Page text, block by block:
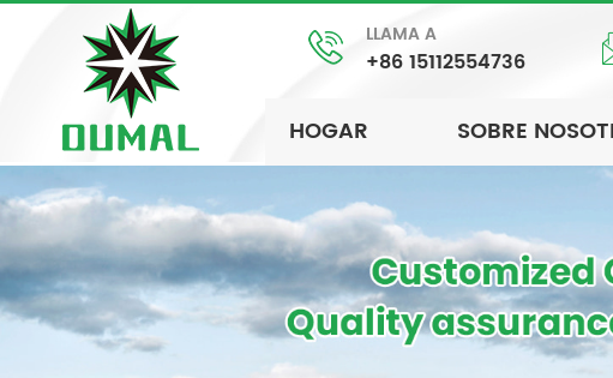
LLAMA A
+86 15112554736
HOGAR SOBRE